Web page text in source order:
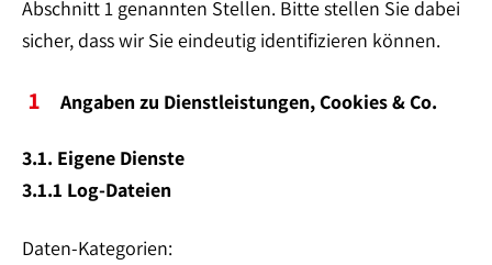
Abschnitt 1 genannten Stellen. Bitte stellen Sie dabei
sicher, dass wir Sie eindeutig identifizieren können.
Angaben zu Dienstleistungen, Cookies & Co.
3.1. Eigene Dienste
3.1.1 Log-Dateien
Daten-Kategorien: